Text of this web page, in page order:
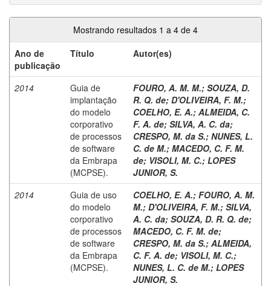
Mostrando resultados 1 a 4 de 4
Ano de
publicação
Título Autor(es)
2014
Guia de
implantação
do modelo
corporativo
de processos
de software
da Embrapa
(MCPSE).
FOURO, A. M. M.; SOUZA, D.
R. Q. de; D'OLIVEIRA, F. M.;
COELHO, E. A.; ALMEIDA, C.
F. A. de; SILVA, A. C. da;
CRESPO, M. da S.; NUNES, L.
C. de M.; MACEDO, C. F. M.
de; VISOLI, M. C.; LOPES
JUNIOR, S.
2014
Guia de uso
do modelo
corporativo
de processos
de software
da Embrapa
(MCPSE).
COELHO, E. A.; FOURO, A. M.
M.; D'OLIVEIRA, F. M.; SILVA,
A. C. da; SOUZA, D. R. Q. de;
MACEDO, C. F. M. de;
CRESPO, M. da S.; ALMEIDA,
C. F. A. de; VISOLI, M. C.;
NUNES, L. C. de M.; LOPES
JUNIOR, S.